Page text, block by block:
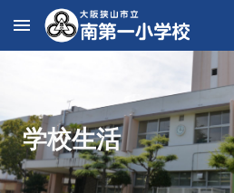
Skip to main content
学校生活